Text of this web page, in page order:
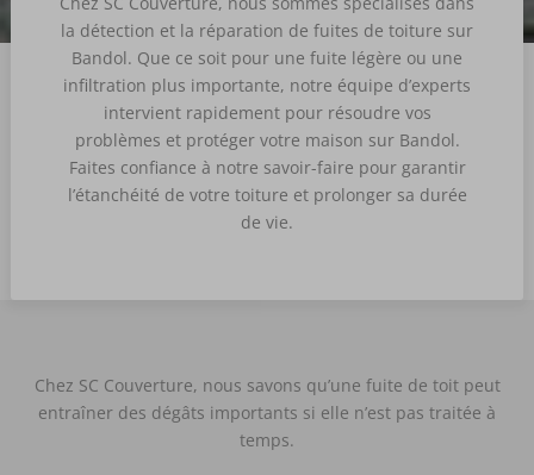
la détection et la réparation de fuites de toiture sur
Bandol. Que ce soit pour une fuite légère ou une
infiltration plus importante, notre équipe d’experts
intervient rapidement pour résoudre vos
problèmes et protéger votre maison sur Bandol.
Faites confiance à notre savoir-faire pour garantir
l’étanchéité de votre toiture et prolonger sa durée
de vie.
Chez SC Couverture, nous savons qu’une fuite de toit peut
entraîner des dégâts importants si elle n’est pas traitée à
temps.